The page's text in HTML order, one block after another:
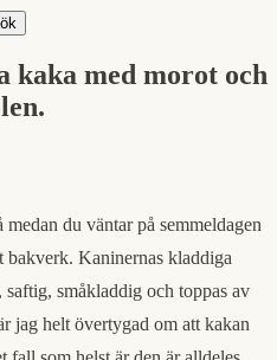
kaka med morot och
du väntar på semmeldagen
bakverk. Kaninernas kladdiga
småkladdig och toppas av
jag helt övertygad om att kakan